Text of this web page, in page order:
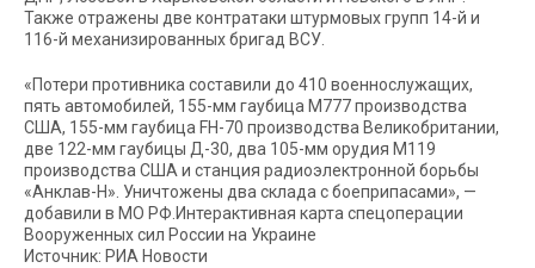
Также отражены две контратаки штурмовых групп 14-й и
116-й механизированных бригад ВСУ.
«Потери противника составили до 410 военнослужащих,
пять автомобилей, 155-мм гаубица М777 производства
США, 155-мм гаубица FH-70 производства Великобритании,
две 122-мм гаубицы Д-30, два 105-мм орудия М119
производства США и станция радиоэлектронной борьбы
«Анклав-Н». Уничтожены два склада с боеприпасами», —
добавили в МО РФ.Интерактивная карта спецоперации
Вооруженных сил России на Украине
Источник: РИА Новости